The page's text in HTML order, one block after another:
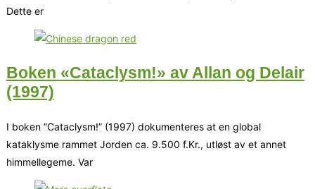
Dette er
Boken «Cataclysm!» av Allan og Delair
(1997)
I boken ”Cataclysm!” (1997) dokumenteres at en global
kataklysme rammet Jorden ca. 9.500 f.Kr., utløst av et annet
himmellegeme. Var